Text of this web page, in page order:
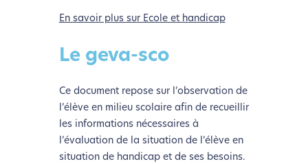
En savoir plus sur Ecole et handicap
Le geva-sco
Ce document repose sur l’observation de
l’élève en milieu scolaire afin de recueillir
les informations nécessaires à
l’évaluation de la situation de l’élève en
situation de handicap et de ses besoins.